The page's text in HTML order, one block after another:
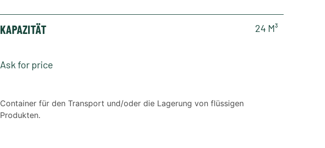
KAPAZITÄT 24 M³
Ask for price
Container für den Transport und/oder die Lagerung von flüssigen
Produkten.